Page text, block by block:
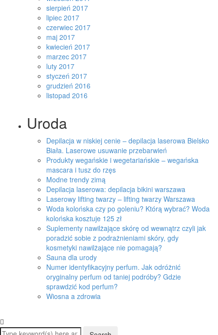
sierpień 2017
lipiec 2017
czerwiec 2017
maj 2017
kwiecień 2017
marzec 2017
luty 2017
styczeń 2017
grudzień 2016
listopad 2016
Uroda
Depilacja w niskiej cenie – depilacja laserowa Bielsko
Biała. Laserowe usuwanie przebarwień
Produkty wegańskie i wegetariańskie – wegańska
mascara i tusz do rzęs
Modne trendy zimą
Depilacja laserowa: depilacja bikini warszawa
Laserowy lifting twarzy – lifting twarzy Warszawa
Woda kolońska czy po goleniu? Którą wybrać? Woda
kolońska kosztuje 125 zł
Suplementy nawilżające skórę od wewnątrz czyli jak
poradzić sobie z podrażnieniami skóry, gdy
kosmetyki nawilżające nie pomagają?
Sauna dla urody
Numer identyfikacyjny perfum. Jak odróżnić
oryginalny perfum od taniej podróby? Gdzie
sprawdzić kod perfum?
Wiosna a zdrowia